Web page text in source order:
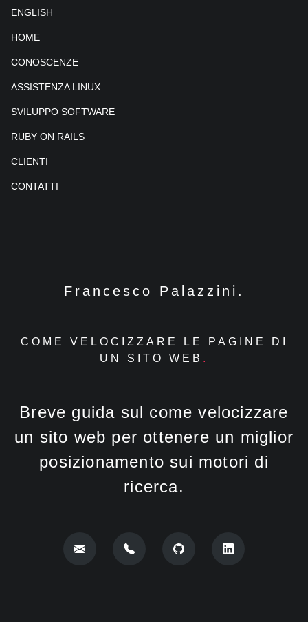
ENGLISH
HOME
CONOSCENZE
ASSISTENZA LINUX
SVILUPPO SOFTWARE
RUBY ON RAILS
CLIENTI
CONTATTI
Francesco Palazzini.
COME VELOCIZZARE LE PAGINE DI
UN SITO WEB
Breve guida sul come velocizzare
un sito web per ottenere un miglior
posizionamento sui motori di
ricerca.